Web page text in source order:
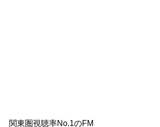
関東圏視聴率No.1のFM